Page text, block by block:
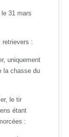
le 31 mars
retrievers :
uniquement
la chasse du
le tir
étant
: